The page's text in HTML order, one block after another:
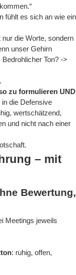
fühlt es sich an wie ein
die Worte, sondern
unser Gehirn
Ton? ->
zu formulieren UND
die Defensive
wertschätzend,
und nicht nach einer
– mit
Bewertung,
Meetings jeweils
: ruhig, offen,